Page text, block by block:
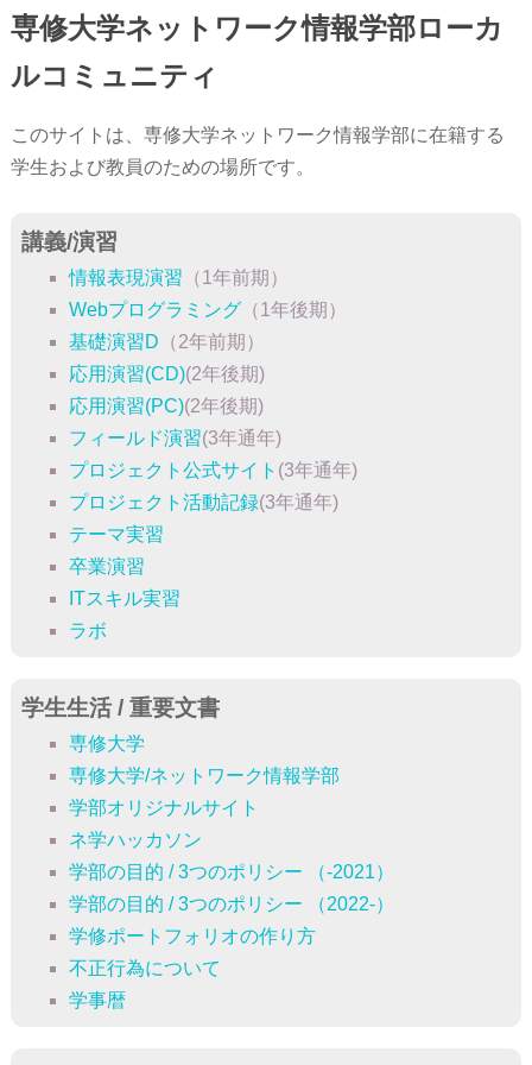
専修大学ネットワーク情報学部ローカ
ルコミュニティ
このサイトは、専修大学ネットワーク情報学部に在籍する
学生および教員のための場所です。
講義/演習
情報表現演習 （1年前期）
Webプログラミング（1年後期）
基礎演習D （2年前期）
応用演習(CD)(2年後期)
応用演習(PC)(2年後期)
フィールド演習(3年通年)
プロジェクト公式サイト (3年通年)
プロジェクト活動記録(3年通年)
テーマ実習
卒業演習
ITスキル実習
ラボ
学生生活 / 重要文書
専修大学
専修大学/ネットワーク情報学部
学部オリジナルサイト
ネ学ハッカソン
学部の目的 / 3つのポリシー （-2021）
学部の目的 / 3つのポリシー （2022-）
学修ポートフォリオの作り方
不正行為について
学事暦